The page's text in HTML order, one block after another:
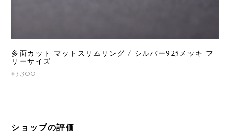
多面カット マットスリムリング / シルバー925メッキ フ
リーサイズ
¥3,300
ショップの評価